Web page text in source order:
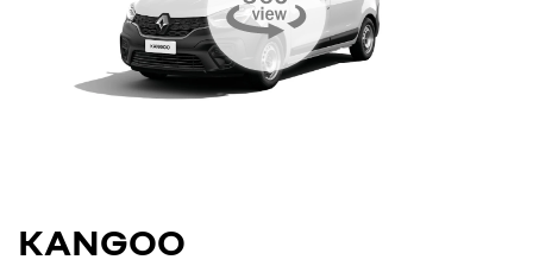
KANGOO